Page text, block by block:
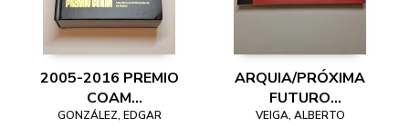
2005-2016 PREMIO
COAM
ARQUITECTURA
GONZÁLEZ, EDGAR
ARQUIA/PRÓXIMA
FUTURO
IMPERFECTO 2016
VEIGA, ALBERTO